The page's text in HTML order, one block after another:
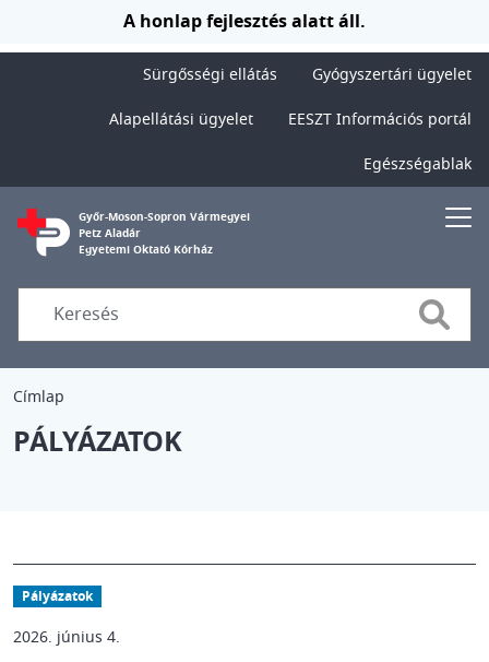
Ugrás a tartalomraA honlap fejlesztés alatt áll.
Sürgősségi ellátás
Gyógyszertári ügyelet
Alapellátási ügyelet
EESZT Információs portál
Egészségablak
Győr-Moson-Sopron Vármegyei
Petz Aladár
Egyetemi Oktató Kórház
Search
Címlap
PÁLYÁZATOK
Pályázatok
2026. június 4.